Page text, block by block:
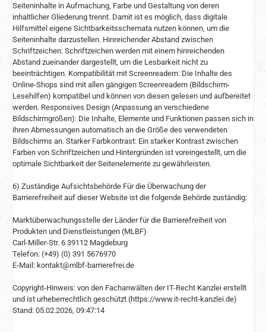
Seiteninhalte in Aufmachung, Farbe und Gestaltung von deren
inhaltlicher Gliederung trennt. Damit ist es möglich, dass digitale
Hilfsmittel eigene Sichtbarkeitsschemata nutzen können, um die
Seiteninhalte darzustellen. Hinreichender Abstand zwischen
Schriftzeichen: Schriftzeichen werden mit einem hinreichenden
Abstand zueinander dargestellt, um die Lesbarkeit nicht zu
beeinträchtigen. Kompatibilität mit Screenreadern: Die Inhalte des
Online-Shops sind mit allen gängigen Screenreadern (Bildschirm-
Lesehilfen) kompatibel und können von diesen gelesen und aufbereitet
werden. Responsives Design (Anpassung an verschiedene
Bildschirmgrößen): Die Inhalte, Elemente und Funktionen passen sich in
ihren Abmessungen automatisch an die Größe des verwendeten
Bildschirms an. Starker Farbkontrast: Ein starker Kontrast zwischen
Farben von Schriftzeichen und Hintergründen ist voreingestellt, um die
optimale Sichtbarkeit der Seitenelemente zu gewährleisten.
6) Zuständige Aufsichtsbehörde Für die Überwachung der
Barrierefreiheit auf dieser Website ist die folgende Behörde zuständig:
Marktüberwachungsstelle der Länder für die Barrierefreiheit von
Produkten und Dienstleistungen (MLBF)
Carl-Miller-Str. 6 39112 Magdeburg
Telefon: (+49) (0) 391 5676970
E-Mail: kontakt@mlbf-barrierefrei.de
Copyright-Hinweis: von den Fachanwälten der IT-Recht Kanzlei erstellt
und ist urheberrechtlich geschützt (https://www.it-recht-kanzlei.de)
Stand: 05.02.2026, 09:47:14